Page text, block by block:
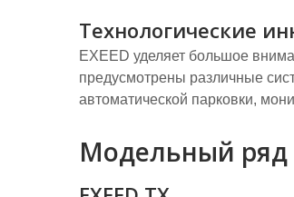
Технологические
EXEED уделяет большое
предусмотрены различные
автоматической парковки,
Модельный ряд